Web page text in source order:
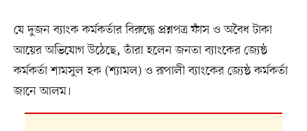
যে দুজন ব্যাংক কর্মকর্তার বিরুদ্ধে প্রশ্নপত্র ফাঁস ও অবৈধ টাকা
আয়ের অভিযোগ উঠেছে, তাঁরা হলেন জনতা ব্যাংকের জ্যেষ্ঠ
কর্মকর্তা শামসুল হক (শ্যামল) ও রূপালী ব্যাংকের জ্যেষ্ঠ কর্মকর্তা
জানে আলম।